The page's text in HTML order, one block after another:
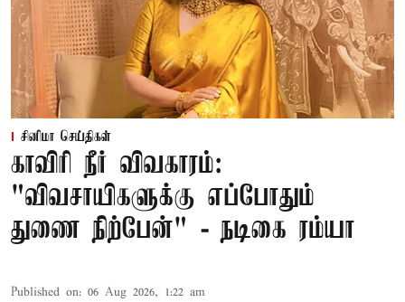
சினிமா செய்திகள்
காவிரி நீர் விவகாரம்:
"விவசாயிகளுக்கு எப்போதும்
துணை நிற்பேன்" - நடிகை ரம்யா
Published on: 06 Aug 2026, 1:22 am